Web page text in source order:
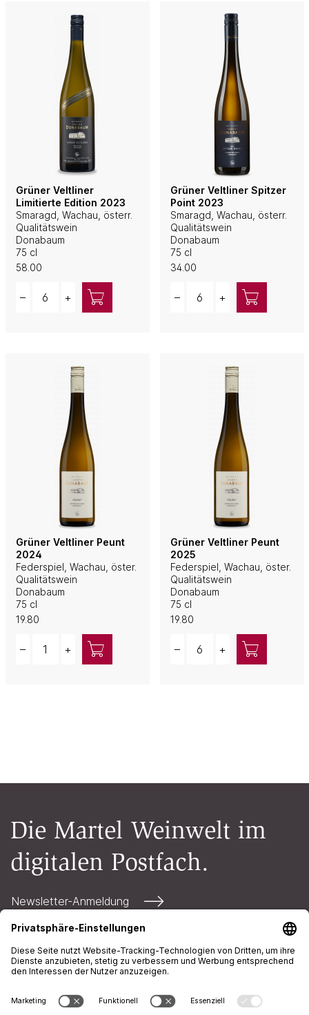
Grüner Veltliner
Limitierte Edition 2023
Smaragd, Wachau, österr.
Qualitätswein
Donabaum
75 cl
58.00
– +
Grüner Veltliner Spitzer
Point 2023
Smaragd, Wachau, österr.
Qualitätswein
Donabaum
75 cl
34.00
– +
Grüner Veltliner Peunt
2024
Federspiel, Wachau, öster.
Qualitätswein
Donabaum
75 cl
19.80
– +
Grüner Veltliner Peunt
2025
Federspiel, Wachau, öster.
Qualitätswein
Donabaum
75 cl
19.80
– +
Die Martel Weinwelt im
digitalen Postfach.
Newsletter-Anmeldung
Kontakt
AGB